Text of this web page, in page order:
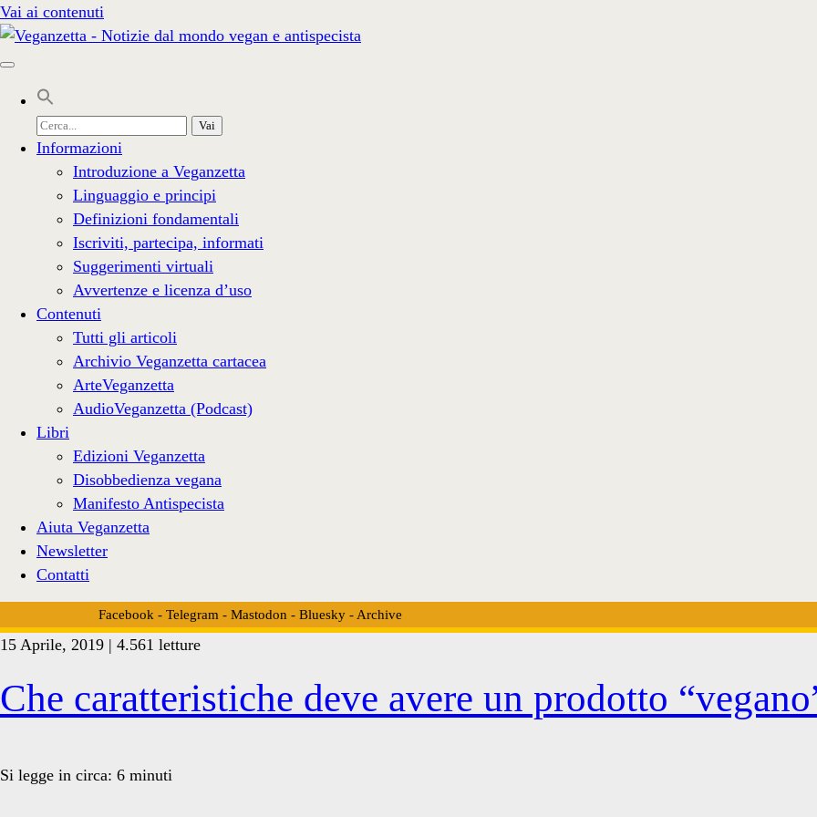
Vai ai contenuti
Cerca
per:
Informazioni
Introduzione a Veganzetta
Linguaggio e principi
Definizioni fondamentali
Iscriviti, partecipa, informati
Suggerimenti virtuali
Avvertenze e licenza d’uso
Contenuti
Tutti gli articoli
Archivio Veganzetta cartacea
ArteVeganzetta
AudioVeganzetta (Podcast)
Libri
Edizioni Veganzetta
Disobbedienza vegana
Manifesto Antispecista
Aiuta Veganzetta
Newsletter
Contatti
Facebook - Telegram - Mastodon - Bluesky- Archive
Tag:
15 Aprile, 2019 | 4.561 letture
Che caratteristiche deve avere un prodotto
Si legge in circa: 6 minuti